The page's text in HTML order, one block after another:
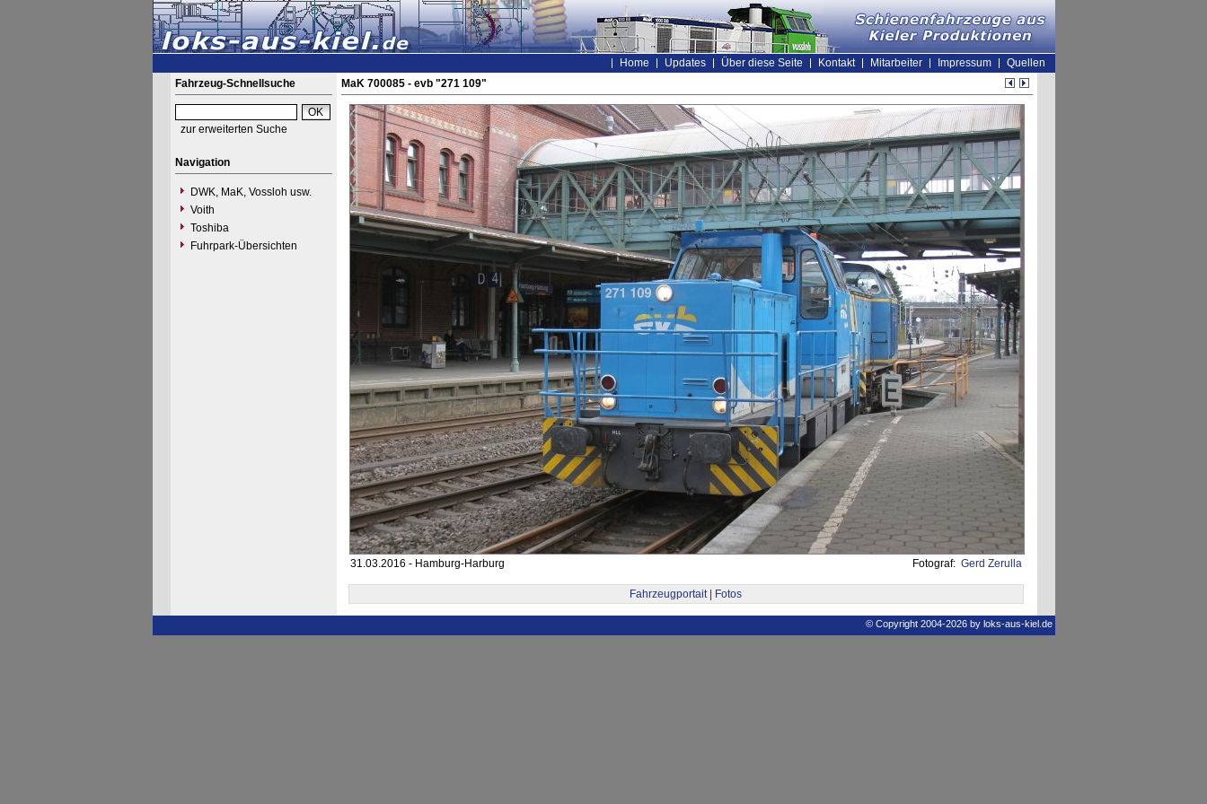
Home Updates Über diese Seite Kontakt Mitarbeiter Impressum
Quellen
Fahrzeug-Schnellsuche
zur erweiterten Suche
Navigation
DWK, MaK, Vossloh usw.
Voith
Toshiba
Fuhrpark-Übersichten
MaK 700085 - evb "271 109"
31.03.2016 - Hamburg-Harburg Fotograf: Gerd Zerulla
Fahrzeugportait | Fotos
© Copyright 2004-2026 by loks-aus-kiel.de